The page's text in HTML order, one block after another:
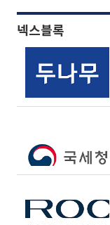
넥스블록